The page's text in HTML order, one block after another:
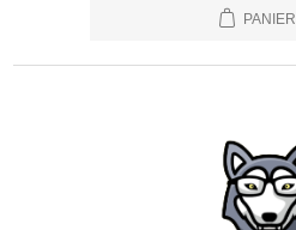
PANIER